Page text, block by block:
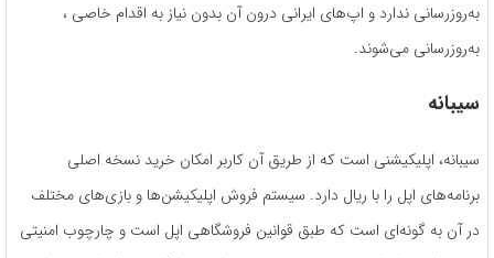
به‌روزرسانی ندارد و اپ‌های ایرانی درون آن بدون نیاز به اقدام خاصی ،
به‌روزرسانی می‌شوند.
سیبانه
سیبانه، اپلیکیشنی است که از طریق آن کاربر امکان خرید نسخه اصلی
برنامه‌های اپل را با ریال دارد. سیستم فروش اپلیکیشن‌ها و بازی‌های مختلف
در آن به ‌گونه‌ای است که طبق قوانین فروشگاهی اپل است و چارچوب امنیتی